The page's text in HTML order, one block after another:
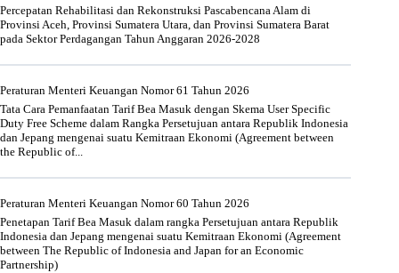
Percepatan Rehabilitasi dan Rekonstruksi Pascabencana Alam di
Provinsi Aceh, Provinsi Sumatera Utara, dan Provinsi Sumatera Barat
pada Sektor Perdagangan Tahun Anggaran 2026-2028
Peraturan Menteri Keuangan Nomor 61 Tahun 2026
Tata Cara Pemanfaatan Tarif Bea Masuk dengan Skema User Specific
Duty Free Scheme dalam Rangka Persetujuan antara Republik Indonesia
dan Jepang mengenai suatu Kemitraan Ekonomi (Agreement between
the Republic of...
Peraturan Menteri Keuangan Nomor 60 Tahun 2026
Penetapan Tarif Bea Masuk dalam rangka Persetujuan antara Republik
Indonesia dan Jepang mengenai suatu Kemitraan Ekonomi (Agreement
between The Republic of Indonesia and Japan for an Economic
Partnership)